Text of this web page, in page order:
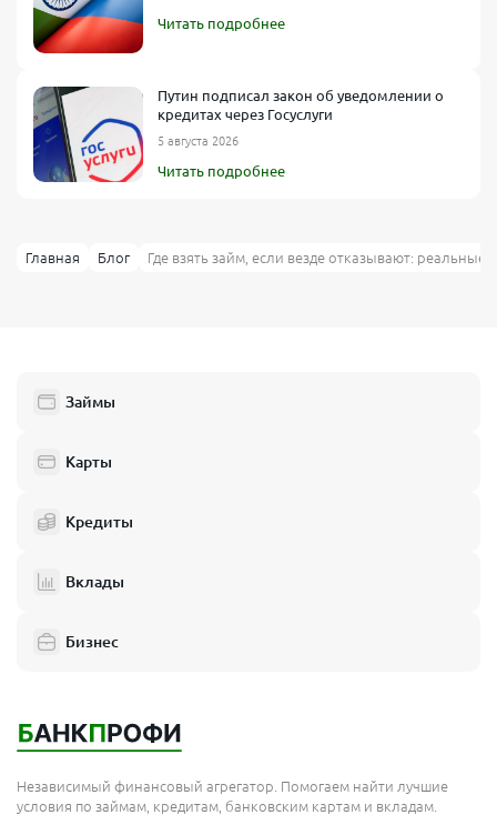
Читать подробнее
Путин подписал закон об уведомлении о
кредитах через Госуслуги
5 августа 2026
Читать подробнее
Главная Блог Где взять займ, если везде отказывают:
Займы
Карты
Кредиты
Вклады
Бизнес
Независимый финансовый агрегатор. Помогаем найти лучшие
условия по займам, кредитам, банковским картам и вкладам.